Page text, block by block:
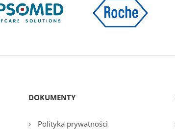
DOKUMENTY
Polityka prywatności